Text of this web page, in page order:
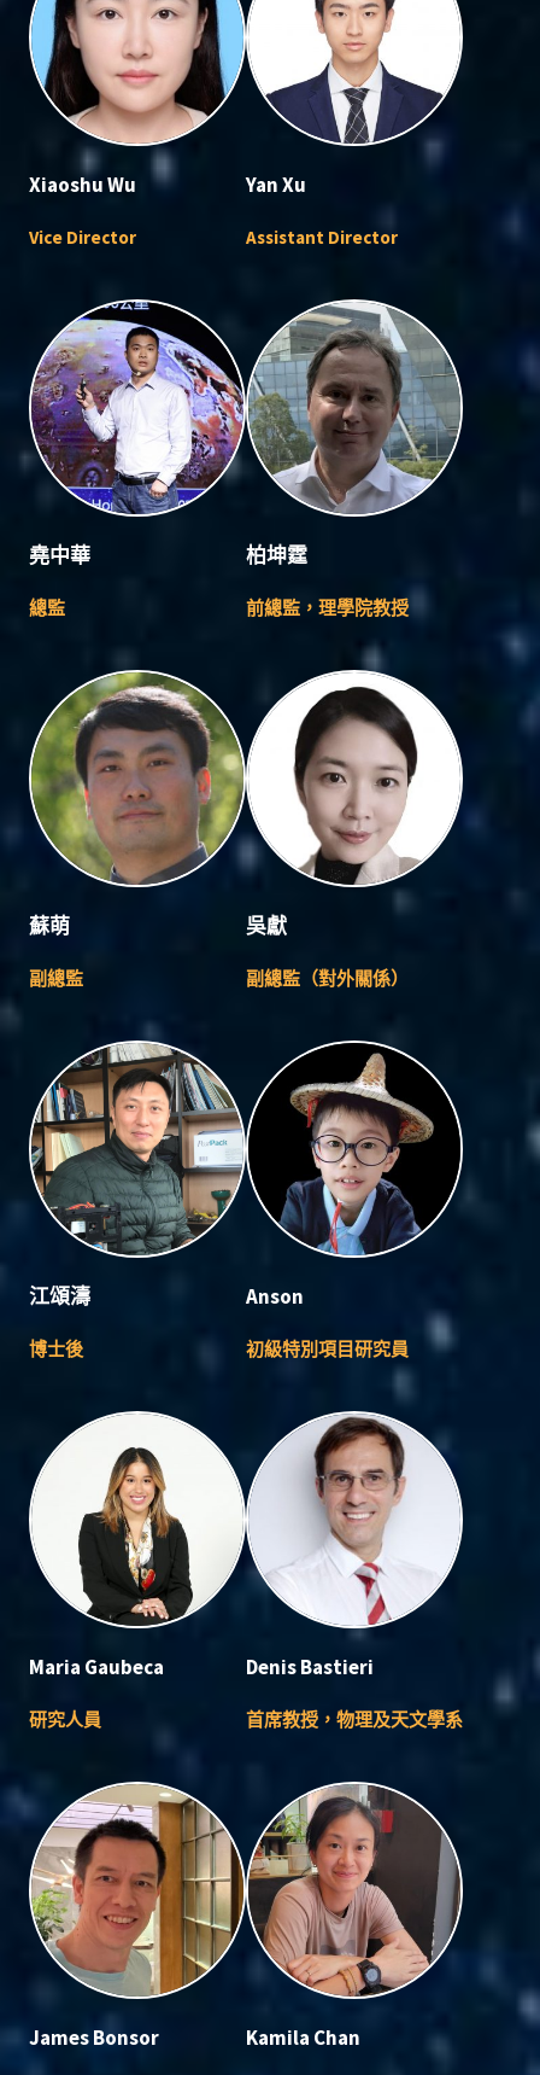
Xiaoshu Wu
Vice Director
Yan Xu
Assistant Director
堯中華
總監
柏坤霆
前總監，理學院教授
蘇萌
副總監
吳獻
副總監（對外關係）
江頌濤
博士後
Anson
初級特別項目研究員
Maria Gaubeca
研究人員
Denis Bastieri
首席教授，物理及天文學系
James Bonsor Kamila Chan